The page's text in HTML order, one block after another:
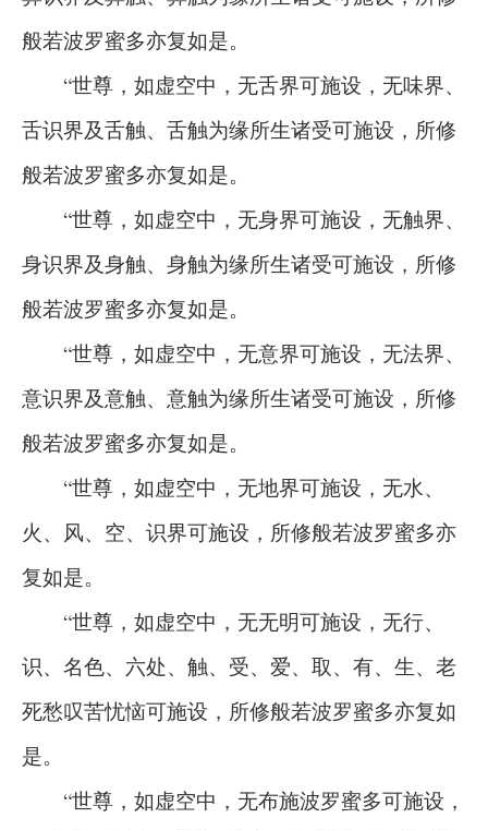
般若波罗蜜多亦复如是。
“世尊，如虚空中，无舌界可施设，无味界、
舌识界及舌触、舌触为缘所生诸受可施设，所修
般若波罗蜜多亦复如是。
“世尊，如虚空中，无身界可施设，无触界、
身识界及身触、身触为缘所生诸受可施设，所修
般若波罗蜜多亦复如是。
“世尊，如虚空中，无意界可施设，无法界、
意识界及意触、意触为缘所生诸受可施设，所修
般若波罗蜜多亦复如是。
“世尊，如虚空中，无地界可施设，无水、
火、风、空、识界可施设，所修般若波罗蜜多亦
复如是。
“世尊，如虚空中，无无明可施设，无行、
识、名色、六处、触、受、爱、取、有、生、老
死愁叹苦忧恼可施设，所修般若波罗蜜多亦复如
是。
“世尊，如虚空中，无布施波罗蜜多可施设，